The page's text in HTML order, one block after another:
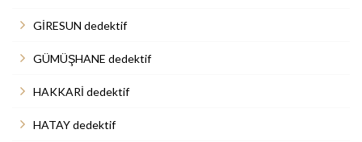
GİRESUN dedektif
GÜMÜŞHANE dedektif
HAKKARİ dedektif
HATAY dedektif